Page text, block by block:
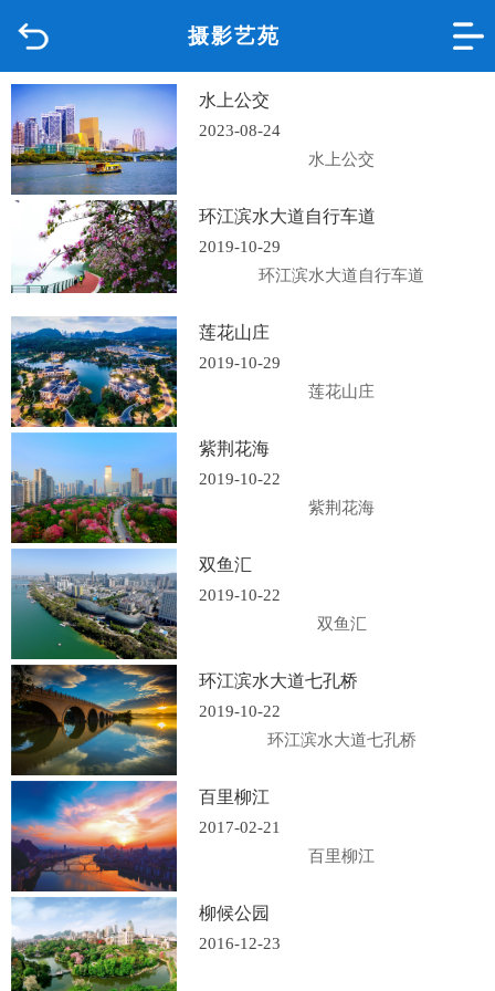
摄影艺苑
品质城中
新闻中心
政府信息公开
网上办事
互动回应
数据专题
水上公交
2023-08-24
水上公交
环江滨水大道自行车道
2019-10-29
环江滨水大道自行车道
莲花山庄
2019-10-29
莲花山庄
紫荆花海
2019-10-22
紫荆花海
双鱼汇
2019-10-22
双鱼汇
环江滨水大道七孔桥
2019-10-22
环江滨水大道七孔桥
百里柳江
2017-02-21
百里柳江
柳候公园
2016-12-23